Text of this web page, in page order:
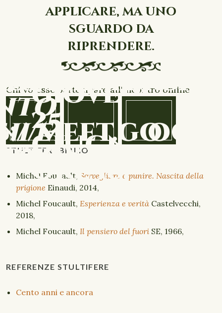
applicare, ma uno
sguardo da
riprendere.
Chi volesse partecipare all'incontro online
e
giovedì
25
giugno
ore 18,
a
STULTIFERABIBLIO
Michel Foucault, Sorvegliare e punire. Nascita della
prigione Einaudi, 2014,
Michel Foucault, Esperienza e verità Castelvecchi,
2018,
Michel Foucault, Il pensiero del fuori SE, 1966,
REFERENZE STULTIFERE
Cento anni e ancora